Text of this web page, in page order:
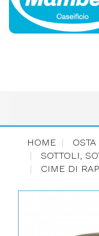
HOME
SOTTOLI,
CIME DI